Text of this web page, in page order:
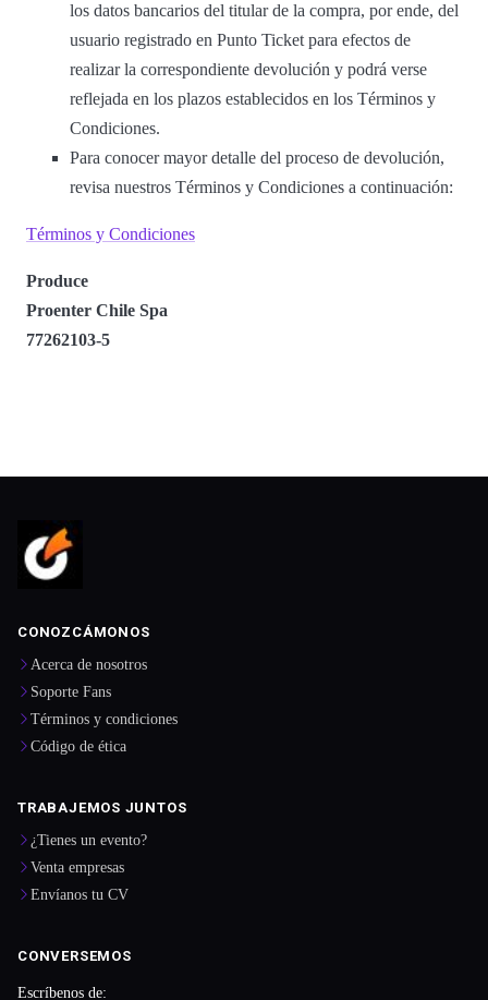
los datos bancarios del titular de la compra, por ende, del
usuario registrado en Punto Ticket para efectos de
realizar la correspondiente devolución y podrá verse
reflejada en los plazos establecidos en los Términos y
Condiciones.
Para conocer mayor detalle del proceso de devolución,
revisa nuestros Términos y Condiciones a continuación:
Términos y Condiciones
Produce
Proenter Chile Spa
77262103-5
CONOZCÁMONOS
Acerca de nosotros
Soporte Fans
Términos y condiciones
Código de ética
TRABAJEMOS JUNTOS
¿Tienes un evento?
Venta empresas
Envíanos tu CV
CONVERSEMOS
Escríbenos de: